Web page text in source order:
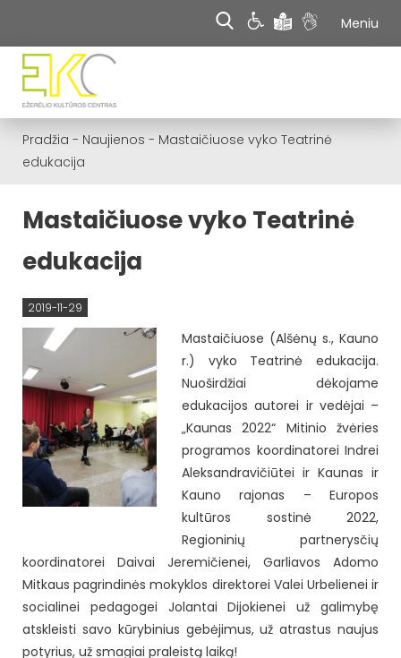
Meniu
Pradžia - Naujienos - Mastaičiuose vyko Teatrinė
edukacija
Mastaičiuose vyko Teatrinė
edukacija
2019-11-29
Mastaičiuose (Alšėnų s., Kauno
r.) vyko Teatrinė edukacija.
Nuoširdžiai dėkojame
edukacijos autorei ir vedėjai –
„Kaunas 2022“ Mitinio žvėries
programos koordinatorei Indrei
Aleksandravičiūtei ir Kaunas ir
Kauno rajonas – Europos
kultūros sostinė 2022,
Regioninių partnerysčių
koordinatorei Daivai Jeremičienei, Garliavos Adomo
Mitkaus pagrindinės mokyklos direktorei Valei Urbelienei ir
socialinei pedagogei Jolantai Dijokienei už galimybę
atskleisti savo kūrybinius gebėjimus, už atrastus naujus
potyrius, už smagiai praleistą laiką!